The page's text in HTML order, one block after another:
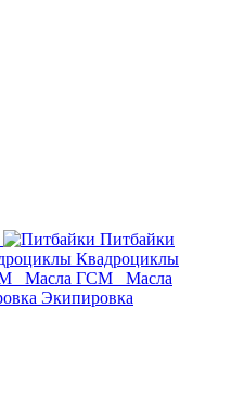
Питбайки
Квадроциклы
ГСМ _Масла
Экипировка